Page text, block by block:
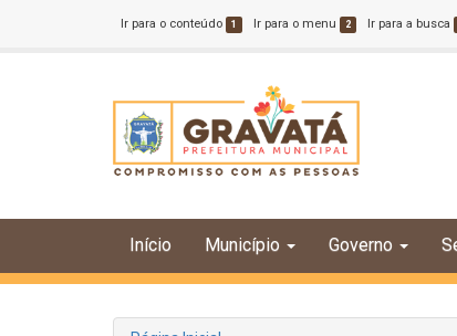
Ir para o conteúdo 1 Ir para o menu 2 Ir para a busca
Início Município Governo